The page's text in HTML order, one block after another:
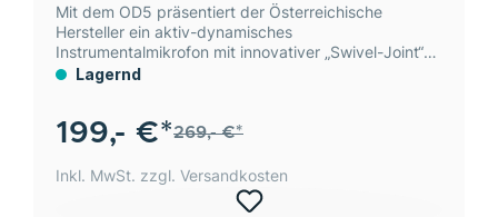
Mit dem OD5 präsentiert der Österreichische
Hersteller ein aktiv-dynamisches
Instrumentalmikrofon mit innovativer „Swivel-Joint“-
Mechanik.
Lagernd
199,- €*269,- €*
Inkl. MwSt. zzgl. Versandkosten